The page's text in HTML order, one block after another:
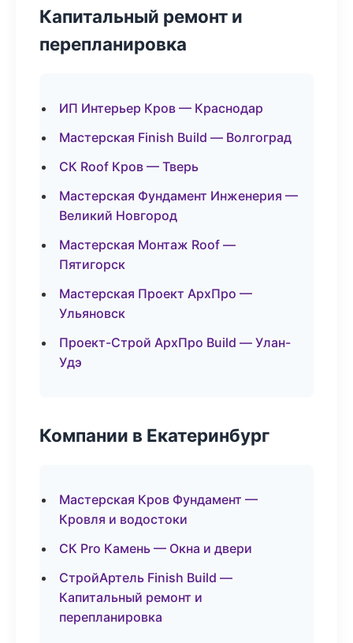
Капитальный ремонт и
перепланировка
ИП Интерьер Кров — Краснодар
Мастерская Finish Build — Волгоград
СК Roof Кров — Тверь
Мастерская Фундамент Инженерия —
Великий Новгород
Мастерская Монтаж Roof —
Пятигорск
Мастерская Проект АрхПро —
Ульяновск
Проект-Строй АрхПро Build — Улан-
Удэ
Компании в Екатеринбург
Мастерская Кров Фундамент —
Кровля и водостоки
СК Pro Камень — Окна и двери
СтройАртель Finish Build —
Капитальный ремонт и
перепланировка